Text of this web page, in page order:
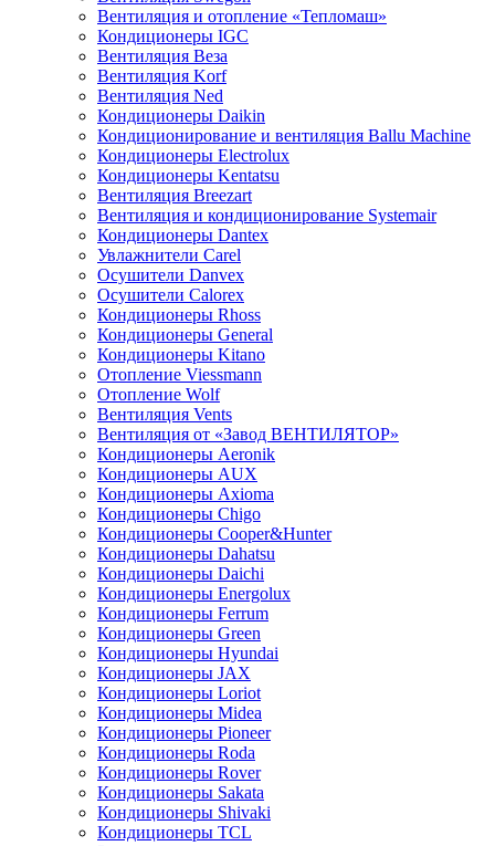
Вентиляция и отопление «Тепломаш»
Кондиционеры IGC
Вентиляция Веза
Вентиляция Korf
Вентиляция Ned
Кондиционеры Daikin
Кондиционирование и вентиляция Ballu Machine
Кондиционеры Electrolux
Кондиционеры Kentatsu
Вентиляция Breezart
Вентиляция и кондиционирование Systemair
Кондиционеры Dantex
Увлажнители Carel
Осушители Danvex
Осушители Calorex
Кондиционеры Rhoss
Кондиционеры General
Кондиционеры Kitano
Отопление Viessmann
Отопление Wolf
Вентиляция Vents
Вентиляция от «Завод ВЕНТИЛЯТОР»
Кондиционеры Aeronik
Кондиционеры AUX
Кондиционеры Axioma
Кондиционеры Chigo
Кондиционеры Cooper&Hunter
Кондиционеры Dahatsu
Кондиционеры Daichi
Кондиционеры Energolux
Кондиционеры Ferrum
Кондиционеры Green
Кондиционеры Hyundai
Кондиционеры JAX
Кондиционеры Loriot
Кондиционеры Midea
Кондиционеры Pioneer
Кондиционеры Roda
Кондиционеры Rover
Кондиционеры Sakata
Кондиционеры Shivaki
Кондиционеры TCL